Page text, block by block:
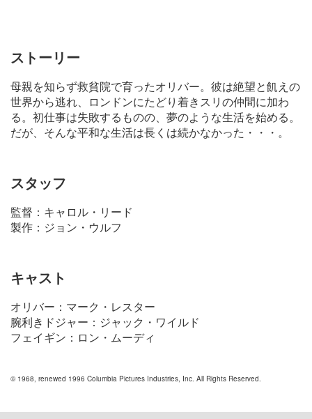
ストーリー
母親を知らず救貧院で育ったオリバー。彼は絶望と飢えの
世界から逃れ、ロンドンにたどり着きスリの仲間に加わ
る。初仕事は失敗するものの、夢のような生活を始める。
だが、そんな平和な生活は長くは続かなかった・・・。
スタッフ
監督：キャロル・リード
製作：ジョン・ウルフ
キャスト
オリバー：マーク・レスター
腕利きドジャー：ジャック・ワイルド
フェイギン：ロン・ムーディ
© 1968, renewed 1996 Columbia Pictures Industries, Inc. All Rights Reserved.